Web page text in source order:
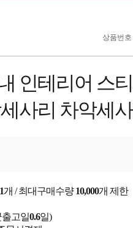
상품번호
인테리어 스
사리 차악세
1개 / 최대구매수량10,000개 제한
고일0.6일)